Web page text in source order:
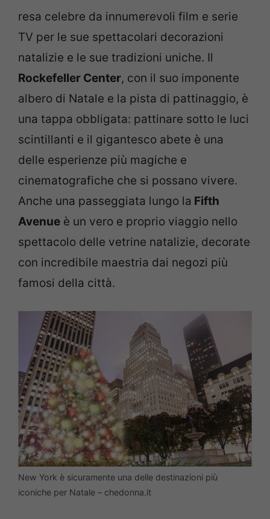
resa celebre da innumerevoli film e serie
TV per le sue spettacolari decorazioni
natalizie e le sue tradizioni uniche. Il
Rockefeller Center, con il suo imponente
albero di Natale e la pista di pattinaggio, è
una tappa obbligata: pattinare sotto le luci
scintillanti e il gigantesco abete è una
delle esperienze più magiche e
cinematografiche che si possano vivere.
Anche una passeggiata lungo la Fifth
Avenue è un vero e proprio viaggio nello
spettacolo delle vetrine natalizie, decorate
con incredibile maestria dai negozi più
famosi della città.
New York è sicuramente una delle destinazioni più
iconiche per Natale – chedonna.it